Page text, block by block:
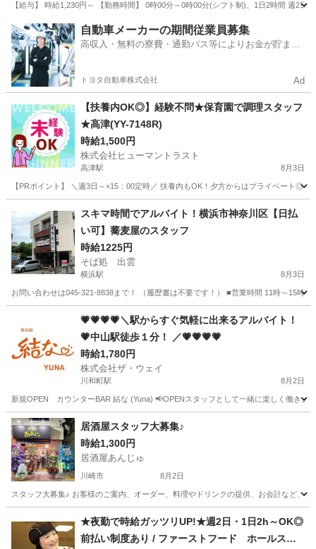
【給与】 時給1,230円～ 【勤務時間】 0時00分～0時00分(シフト制)、1日2時間 週
神奈川 横浜市 レストラン
自動車メーカーの期間従業員募集
高収入・無料の寮費・通勤バス等によりお金が貯まり
トヨタ自動車株式会社 Ad
【扶養内OK◎】経験不問★保育園で調理スタッフ
★高津(YY-7148R)
時給1,500円
株式会社ヒューマントラスト
高津駅 8月3日
【PRポイント】 ＼週3日～×15：00定時／ 扶養内もOK！夕方からはプライベート◎
高津駅 キッチン
スキマ時間でアルバイト！横浜市神奈川区【日払
い可】蕎麦屋のスタッフ
時給1225円
そば処 出雲
横浜駅 8月3日
お問い合わせは045-321-8838まで！ （履歴書は不要です！） ■営業時間 11時
横浜駅 飲食 スタッフ
💗💗💗💗＼駅からすぐ気軽に出来るアルバイト！
💗中山駅徒歩１分！ ／💗💗💗💗
時給1,780円
株式会社ザ・ウェイ
川和町駅 8月2日
新規OPEN カウンターBAR 結な (Yuna) 📢OPENスタッフとして一緒に楽しく働きま
神奈川 横浜市 川和町駅 その他
居酒屋スタッフ大募集♪
時給1,300円
居酒屋あんじゅ
川崎市 8月2日
スタッフ大募集♪ お客様のご案内、オーダー、料理やドリンクの提供、お会計など、
居酒屋 スタッフ
★夜勤で時給ガッツリUP!★週2日・1日2h～OK◎
前払い制度あり / ファーストフード ホールスタ